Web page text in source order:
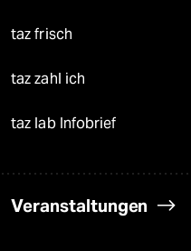
taz frisch
taz zahl ich
taz lab Infobrief
Veranstaltungen